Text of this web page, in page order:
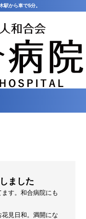
駅から車で5分。
ました
す。和合病院にも
見日和。満開にな